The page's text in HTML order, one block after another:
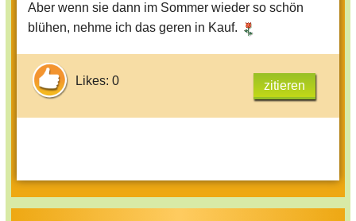
Aber wenn sie dann im Sommer wieder so schön
blühen, nehme ich das geren in Kauf.
Likes: 0 zitieren